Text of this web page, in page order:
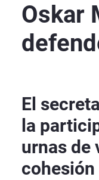
Oskar
El
la
urnas de